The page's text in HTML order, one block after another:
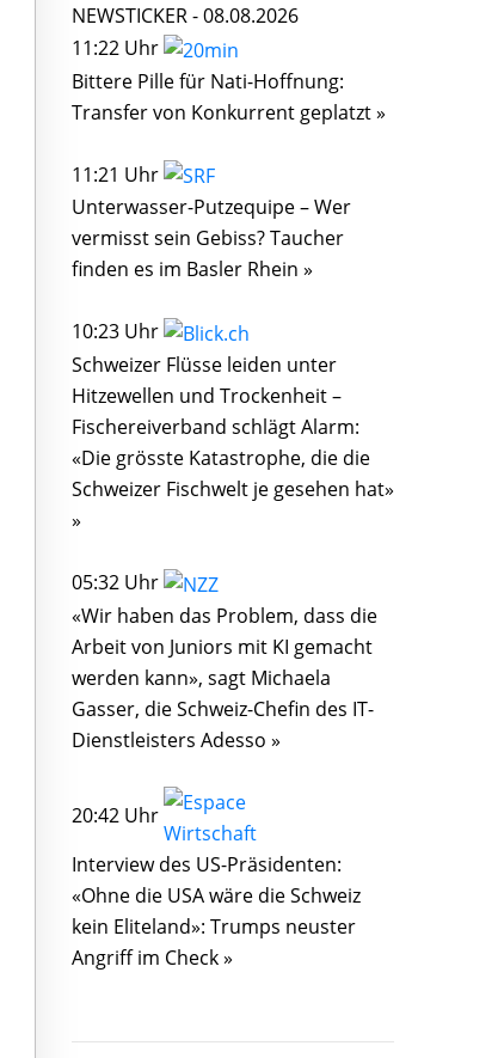
NEWSTICKER -08.08.2026
11:22 Uhr
Bittere Pille für Nati-Hoffnung:
Transfer von Konkurrent geplatzt »
11:21 Uhr
Unterwasser-Putzequipe – Wer
vermisst sein Gebiss? Taucher
finden es im Basler Rhein »
10:23 Uhr
Schweizer Flüsse leiden unter
Hitzewellen und Trockenheit –
Fischereiverband schlägt Alarm:
«Die grösste Katastrophe, die die
Schweizer Fischwelt je gesehen hat»
»
05:32 Uhr
«Wir haben das Problem, dass die
Arbeit von Juniors mit KI gemacht
werden kann», sagt Michaela
Gasser, die Schweiz-Chefin des IT-
Dienstleisters Adesso »
20:42 Uhr
Interview des US-Präsidenten:
«Ohne die USA wäre die Schweiz
kein Eliteland»: Trumps neuster
Angriff im Check »